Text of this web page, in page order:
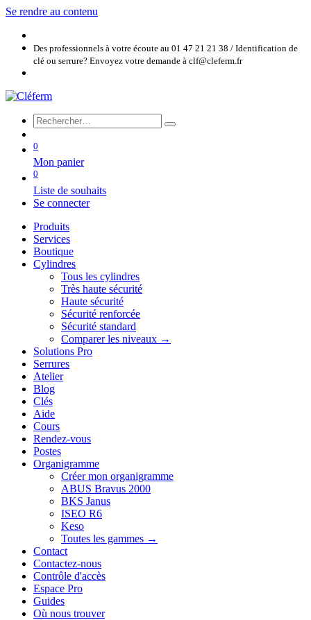
Se rendre au contenu
Des professionnels à votre écoute au 01 47 21 21 38 / Identification de
clé ou serrure? Envoyez votre demande à clf@cleferm.fr
0
Mon panier
0
Liste de souhaits
Se connecter
Produits
Services
Boutique
Cylindres
Tous les cylindres
Très haute sécurité
Haute sécurité
Sécurité renforcée
Sécurité standard
Comparer les niveaux →
Solutions Pro
Serrures
Atelier
Blog
Clés
Aide
Cours
Rendez-vous
Postes
Organigramme
Créer mon organigramme
ABUS Bravus 2000
BKS Janus
ISEO R6
Keso
Toutes les gammes →
Contact
Contactez-nous
Contrôle d'accès
Espace Pro
Guides
Où nous trouver